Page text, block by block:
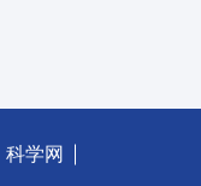
科学网